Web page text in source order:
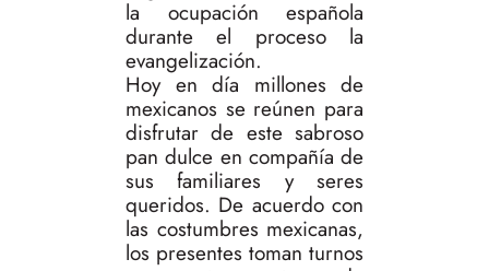
la ocupación española
durante el proceso la
evangelización.
Hoy en día millones de
mexicanos se reúnen para
disfrutar de este sabroso
pan dulce en compañía de
sus familiares y seres
queridos. De acuerdo con
las costumbres mexicanas,
los presentes toman turnos